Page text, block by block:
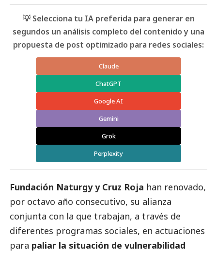
💡 Selecciona tu IA preferida para generar en
segundos un análisis completo del contenido y una
propuesta de post optimizado para redes sociales:
Claude
ChatGPT
Google AI
Gemini
Grok
Perplexity
Fundación Naturgy y Cruz Roja han renovado,
por octavo año consecutivo, su alianza
conjunta con la que trabajan, a través de
diferentes programas sociales, en actuaciones
para paliar la situación de vulnerabilidad